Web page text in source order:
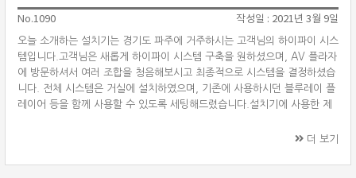
No.1090 작성일 : 2021년 3월 9일
오늘 소개하는 설치기는 경기도 파주에 거주하시는 고객님의 하이파이 시스
템입니다.고객님은 새롭게 하이파이 시스템 구축을 원하셨으며, AV 플라자
에 방문하셔서 여러 조합을 청음해보시고 최종적으로 시스템을 결정하셨습
니다. 전체 시스템은 거실에 설치하였으며, 기존에 사용하시던 블루레이 플
레이어 등을 함께 사용할 수 있도록 세팅해드렸습니다.설치기에 사용한 제
피커를 중심으로 독일의 하이파이 제조사 옥타브(Octave)의 진공관 인티
(Marantz) SACD/CD 플레이어 SA-12SE와 네트워크 오디오 재생과 스트
더 보기